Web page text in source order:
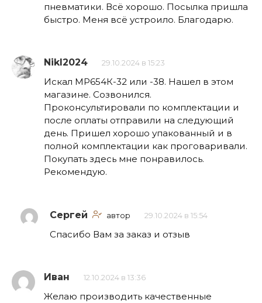
пневматики. Всё хорошо. Посылка пришла
быстро. Меня всё устроило. Благодарю.
NikI2024 29.10.2024 в 15:23
Искал МР654К-32 или -38. Нашел в этом
магазине. Созвонился.
Проконсультировали по комплектации и
после оплаты отправили на следующий
день. Пришел хорошо упакованный и в
полной комплектации как проговаривали.
Покупать здесь мне понравилось.
Рекомендую.
Сергей автор 29.10.2024 в 15:54
Спасибо Вам за заказ и отзыв
Иван 12.10.2024 в 13:36
Желаю производить качественные